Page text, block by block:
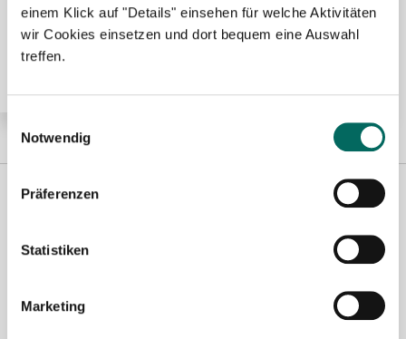
einem Klick auf "Details" einsehen für welche Aktivitäten
wir Cookies einsetzen und dort bequem eine Auswahl
treffen.
Notwendig
Präferenzen
Statistiken
Marketing
Königs Wusterhausen